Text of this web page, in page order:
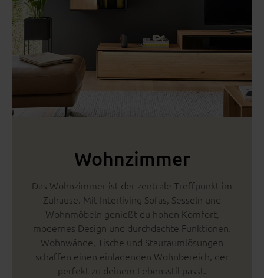
Wohnzimmer
Das Wohnzimmer ist der zentrale Treffpunkt im
Zuhause. Mit Interliving Sofas, Sesseln und
Wohnmöbeln genießt du hohen Komfort,
modernes Design und durchdachte Funktionen.
Wohnwände, Tische und Stauraumlösungen
schaffen einen einladenden Wohnbereich, der
perfekt zu deinem Lebensstil passt.